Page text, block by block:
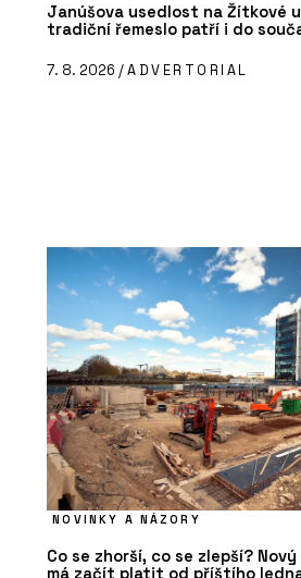
Janúšova usedlost na Žítkové
tradiční řemeslo patří i do
7. 8. 2026 /ADVERTORIAL
NOVINKY A NÁZORY
Co se zhorší, co se zlepší?
má začít platit od příštího